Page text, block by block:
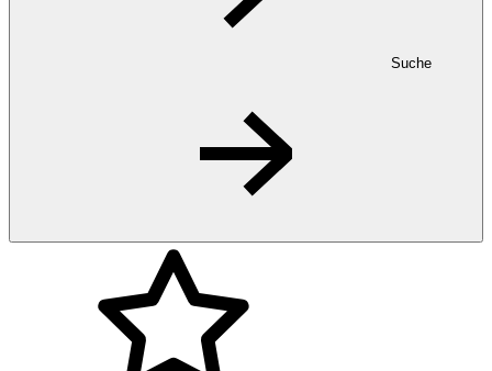
Suche